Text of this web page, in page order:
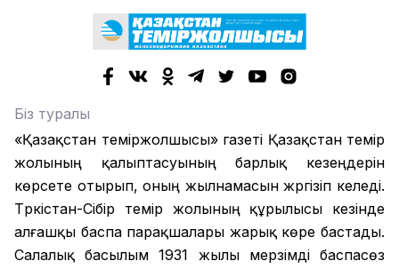
Біз туралы
«Қазақстан теміржолшысы» газеті Қазақстан темір
жолының қалыптасуының барлық кезеңдерін
көрсете отырып, оның жылнамасын жүргізіп келеді.
Түркістан-Сібір темір жолының құрылысы кезінде
алғашқы баспа парақшалары жарық көре бастады.
Салалық басылым 1931 жылы мерзімді баспасөз